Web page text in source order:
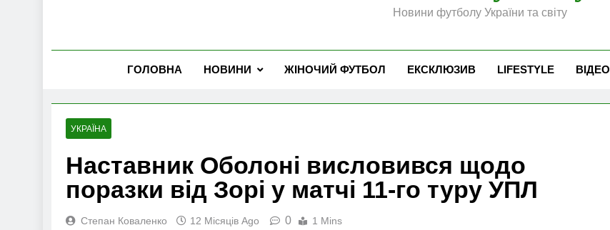
Новини футболу України та світу
ГОЛОВНА НОВИНИ ЖІНОЧИЙ ФУТБОЛ ЕКСКЛЮЗИВ LIFESTYLE ВІДЕО
УКРАЇНА
Наставник Оболоні висловився щодо
поразки від Зорі у матчі 11-го туру УПЛ
Степан Коваленко 12 Місяців Ago 0 1 Mins